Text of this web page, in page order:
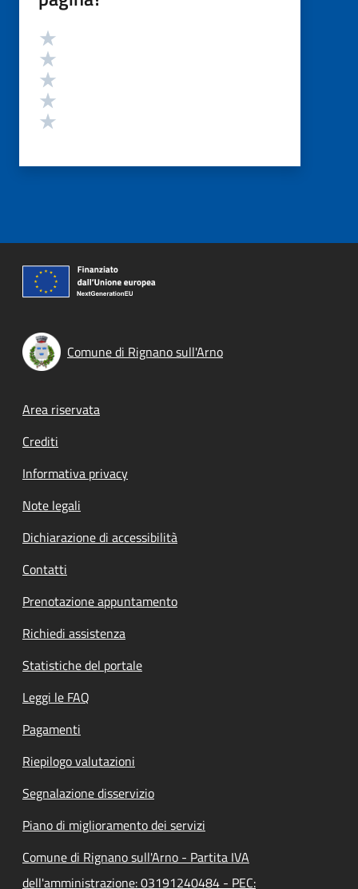
Valutazione
Comune di Rignano sull'Arno
Footer menu
Area riservata
Crediti
Informativa privacy
Note legali
Dichiarazione di accessibilità
Contatti
Prenotazione appuntamento
Richiedi assistenza
Statistiche del portale
Leggi le FAQ
Pagamenti
Riepilogo valutazioni
Segnalazione disservizio
Piano di miglioramento dei servizi
Comune di Rignano sull'Arno - Partita IVA
dell'amministrazione: 03191240484 - PEC: